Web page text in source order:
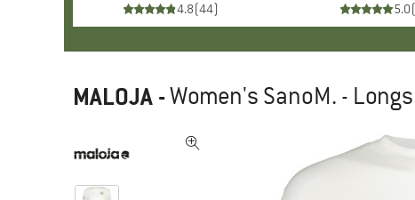
4.8(44) 5.0(
MALOJA -Women's SanoM. -